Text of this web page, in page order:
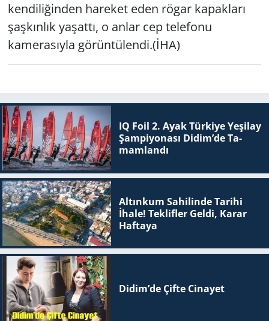
kendiliğinden hareket eden rögar kapakları
şaşkınlık yaşattı, o anlar cep telefonu
kamerasıyla görüntülendi.(İHA)
IQ Foil 2. Ayak Tür­ki­ye Ye­şi­lay
Şam­pi­yo­na­sı Didim’de Ta­
mam­lan­dı
Altınkum Sahilinde Tarihi
İhale! Teklifler Geldi, Karar
Haftaya
Didim’de Çifte Ci­na­yet